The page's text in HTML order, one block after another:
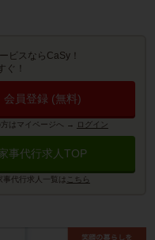
ビスならCaSy！
ぐ！
会員登録 (無料)
はマイページへ → ログイン
事代行求人TOP
事代行求人一覧は こちら